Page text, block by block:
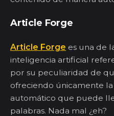
Article Forge
Article Forge es una de
inteligencia artificial
por su peculiaridad de
ofreciendo únicamente
automático que puede
palabras. Nada mal ¿eh?